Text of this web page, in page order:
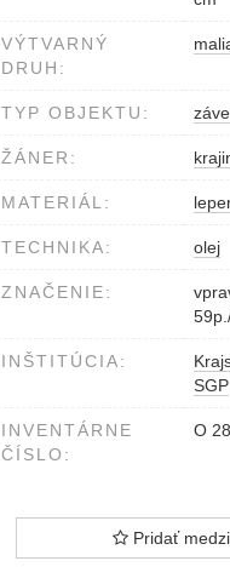
VÝTVARNÝ
DRUH:
TYP OBJEKTU:
ŽÁNER:
MATERIÁL:
TECHNIKA: olej
ZNAČENIE:
INŠTITÚCIA:
SGP
INVENTÁRNE
ČÍSLO:
O
Pridať